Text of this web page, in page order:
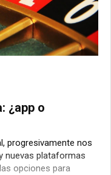
¿app o
progresivamente nos
nuevas plataformas
opciones para